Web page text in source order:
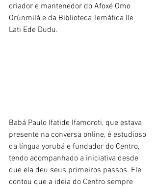
criador e mantenedor do Afoxé Omo
Orùnmilá e da Biblioteca Temática Ile
Lati Ede Dudu.
Babá Paulo Ifatide Ifamoroti, que estava
presente na conversa online, é estudioso
da língua yorubá e fundador do Centro,
tendo acompanhado a iniciativa desde
que ela deu seus primeiros passos. Ele
contou que a ideia do Centro sempre